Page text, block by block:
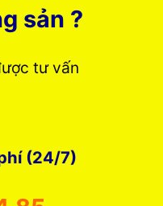
sản ?
tư vấn
(24/7)